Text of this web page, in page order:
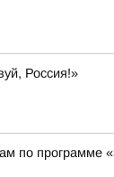
Россия!»
по программе